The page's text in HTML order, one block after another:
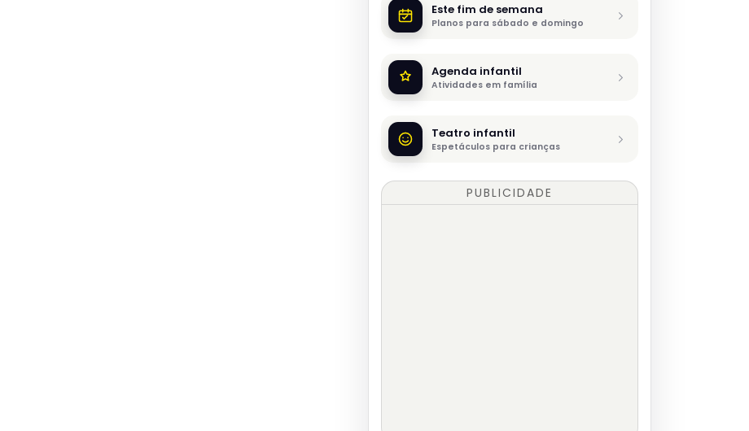
Este fim de semana
Planos para sábado e domingo
Agenda infantil
Atividades em família
Teatro infantil
Espetáculos para crianças
PUBLICIDADE